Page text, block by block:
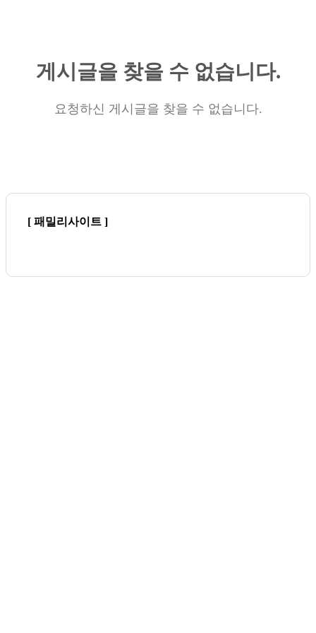
게시글을 찾을 수 없습니다.
요청하신 게시글을 찾을 수 없습니다.
[ 패밀리사이트 ]